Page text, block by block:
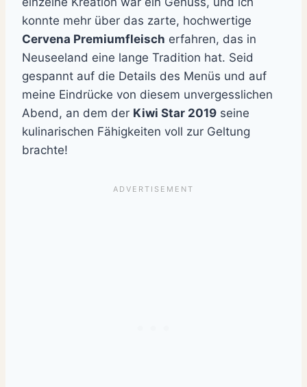
konnte mehr über das zarte, hochwertige
Cervena Premiumfleisch erfahren, das in
Neuseeland eine lange Tradition hat. Seid
gespannt auf die Details des Menüs und auf
meine Eindrücke von diesem unvergesslichen
Abend, an dem der Kiwi Star 2019 seine
kulinarischen Fähigkeiten voll zur Geltung
brachte!